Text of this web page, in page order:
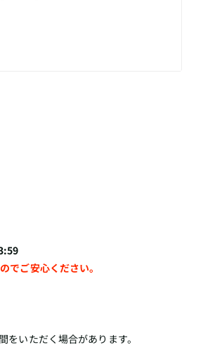
でご安心ください。
いただく場合があります。